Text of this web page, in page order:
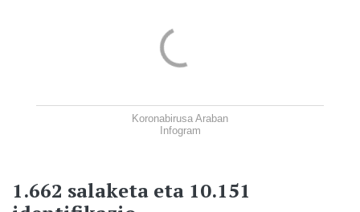
Koronabirusa Araban
Infogram
1.662 salaketa eta 10.151